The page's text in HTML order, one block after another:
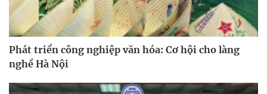
Phát triển công nghiệp văn hóa: Cơ hội cho làng
nghề Hà Nội